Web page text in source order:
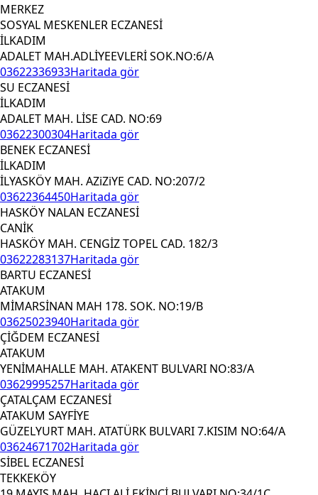
MERKEZ
SOSYAL MESKENLER ECZANESİ
İLKADIM
ADALET MAH.ADLİYEEVLERİ SOK.NO:6/A
03622336933Haritada gör
SU ECZANESİ
İLKADIM
ADALET MAH. LİSE CAD. NO:69
03622300304Haritada gör
BENEK ECZANESİ
İLKADIM
İLYASKÖY MAH. AZiZiYE CAD. NO:207/2
03622364450Haritada gör
HASKÖY NALAN ECZANESİ
CANİK
HASKÖY MAH. CENGİZ TOPEL CAD. 182/3
03622283137Haritada gör
BARTU ECZANESİ
ATAKUM
MİMARSİNAN MAH 178. SOK. NO:19/B
03625023940Haritada gör
ÇİĞDEM ECZANESİ
ATAKUM
YENİMAHALLE MAH. ATAKENT BULVARI NO:83/A
03629995257Haritada gör
ÇATALÇAM ECZANESİ
ATAKUM SAYFİYE
GÜZELYURT MAH. ATATÜRK BULVARI 7.KISIM NO:64/A
03624671702Haritada gör
SİBEL ECZANESİ
TEKKEKÖY